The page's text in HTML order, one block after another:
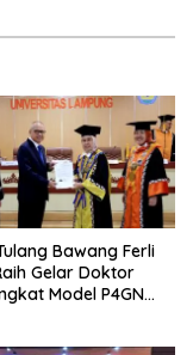
Bawang Ferli
Gelar Doktor
Model P4GN